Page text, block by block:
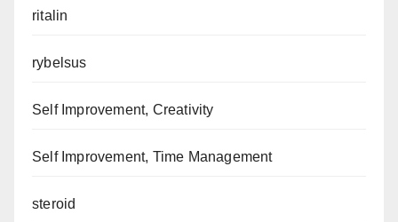
ritalin
rybelsus
Self Improvement, Creativity
Self Improvement, Time Management
steroid